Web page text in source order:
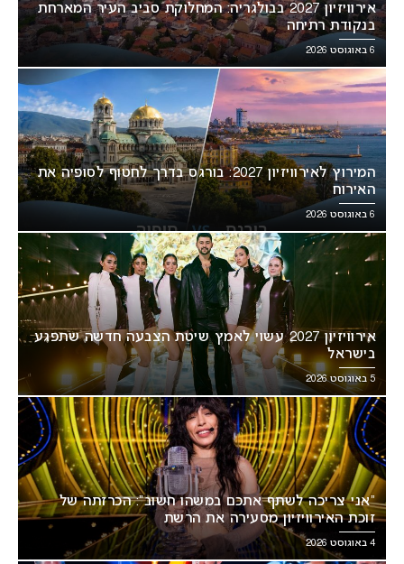
אירוויזיון 2027 בבולגריה: המחלוקת סביב העיר המארחת
בנקודת רתיחה
6 באוגוסט 2026
המירוץ לאירוויזיון 2027: בורגס בדרך לחטוף לסופיה את
האירוח
6 באוגוסט 2026
אירוויזיון 2027 עשוי לאמץ שיטת הצבעה חדשה שתפגע
בישראל
5 באוגוסט 2026
“אני צריכה לשתף אתכם במשהו חשוב”: הכרזתה של
זוכת האירוויזיון מסעירה את הרשת
4 באוגוסט 2026